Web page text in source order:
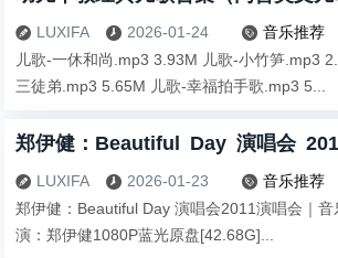
 LUXIFA  2026-01-24  音乐推荐
儿歌-一休和尚.mp3 3.93M 儿歌-小竹笋.mp3
三徒弟.mp3 5.65M 儿歌-幸福拍手歌.mp3 5...
 LUXIFA  2026-01-23  音乐推荐
郑伊健：Beautiful Day 演唱会2011演唱会｜
演：郑伊健1080P蓝光原盘[42.68G]...